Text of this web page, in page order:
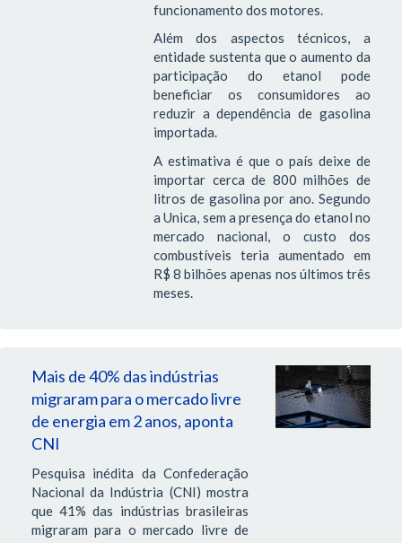
funcionamento dos motores.
Além dos aspectos técnicos, a
entidade sustenta que o aumento da
participação do etanol pode
beneficiar os consumidores ao
reduzir a dependência de gasolina
importada.
A estimativa é que o país deixe de
importar cerca de 800 milhões de
litros de gasolina por ano. Segundo
a Unica, sem a presença do etanol no
mercado nacional, o custo dos
combustíveis teria aumentado em
R$ 8 bilhões apenas nos últimos três
meses.
Mais de 40% das indústrias
migraram para o mercado livre
de energia em 2 anos, aponta
CNI
Pesquisa inédita da Confederação
Nacional da Indústria (CNI) mostra
que 41% das indústrias brasileiras
migraram para o mercado livre de